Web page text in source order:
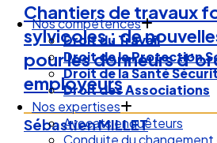
Nos compétences
Droit du Travail
Droit de la Protection
Droit de la Santé
Droit des Associations
Nos expertises
Avocats enquêteurs
Conduite du
Chantiers de travaux
sylvicoles : de
pour les donneurs
employeurs
Sébastien MILLET